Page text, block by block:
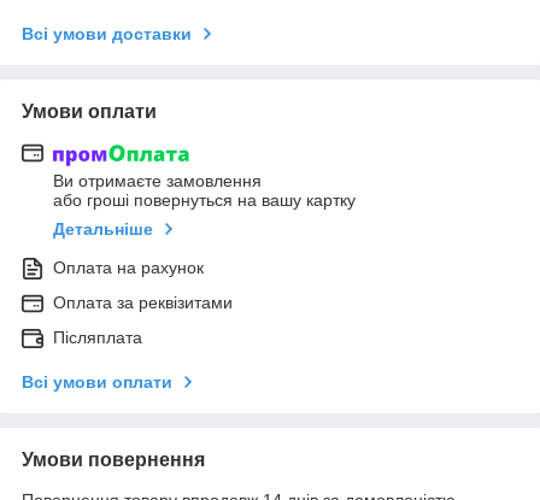
Всі умови доставки
Умови оплати
Ви отримаєте замовлення
або гроші повернуться на вашу картку
Детальніше
Оплата на рахунок
Оплата за реквізитами
Післяплата
Всі умови оплати
Умови повернення